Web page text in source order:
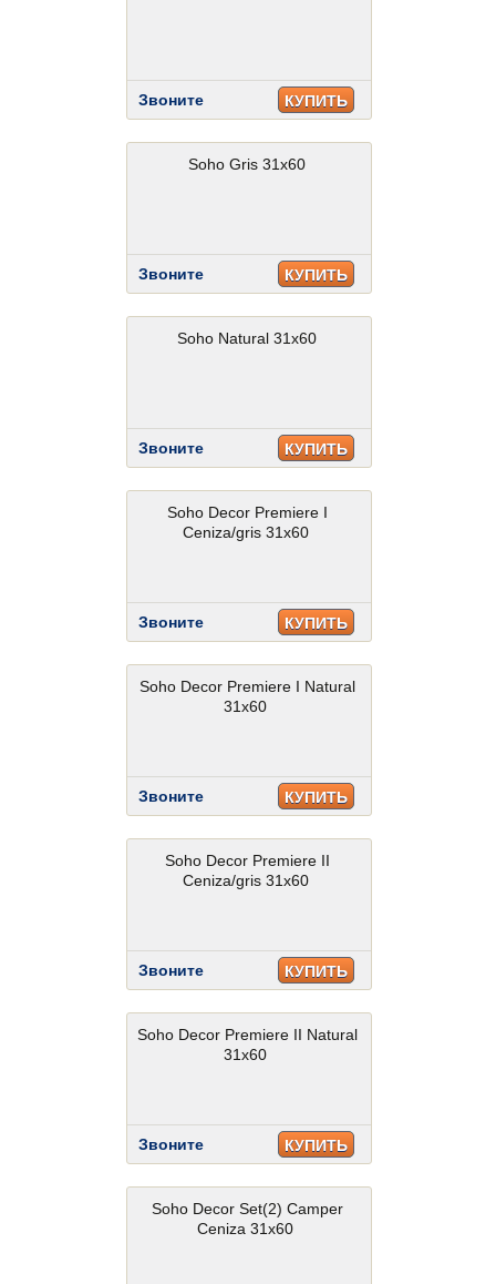
Звоните КУПИТЬ
Soho Gris 31x60
Звоните КУПИТЬ
Soho Natural 31x60
Звоните КУПИТЬ
Soho Decor Premiere I
Ceniza/gris 31x60
Звоните КУПИТЬ
Soho Decor Premiere I Natural
31x60
Звоните КУПИТЬ
Soho Decor Premiere II
Ceniza/gris 31x60
Звоните КУПИТЬ
Soho Decor Premiere II Natural
31x60
Звоните КУПИТЬ
Soho Decor Set(2) Camper
Ceniza 31x60